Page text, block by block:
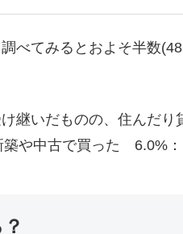
べてみるとおよそ半数
継いだものの、住んだ
築や中古で買った